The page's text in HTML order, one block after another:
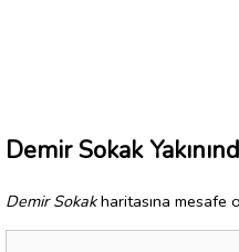
Demir Sokak
Demir Sokakharitasına mesafe